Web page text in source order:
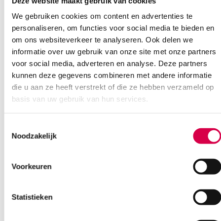
We gebruiken cookies om content en advertenties te
personaliseren, om functies voor social media te bieden en
om ons websiteverkeer te analyseren. Ook delen we
informatie over uw gebruik van onze site met onze partners
voor social media, adverteren en analyse. Deze partners
kunnen deze gegevens combineren met andere informatie
die u aan ze heeft verstrekt of die ze hebben verzameld op
basis van uw gebruik van hun services.
Noodzakelijk
Voorkeuren
Statistieken
Ook interessant
Leukoplast gaaskompres, 10cm x 10cm, 6